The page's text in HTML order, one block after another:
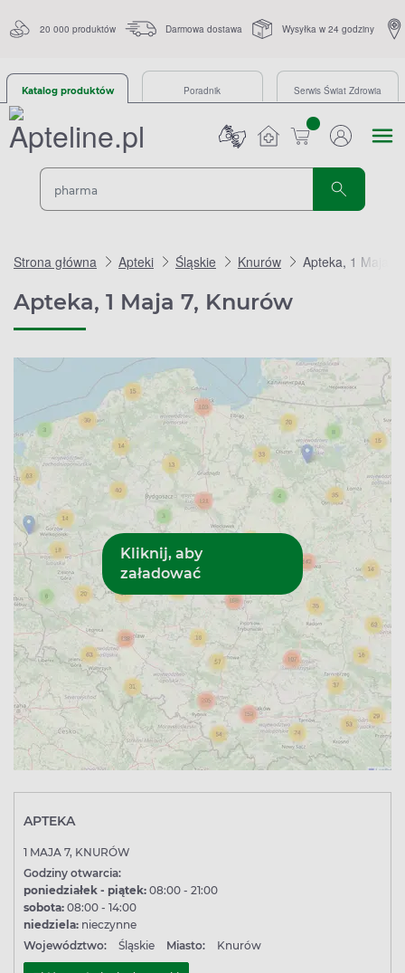
20 000 produktów Darmowa dostawa Wysyłka w 24 godziny
Katalog produktów Poradnik Serwis Świat Zdrowia
sztuk
Strona główna Apteki Śląskie Knurów Apteka, 1 Maja 7
Apteka, 1 Maja 7, Knurów
APTEKA
1 MAJA 7, KNURÓW
Godziny otwarcia:
poniedziałek - piątek: 08:00 - 21:00
sobota: 08:00 - 14:00
niedziela: nieczynne
Województwo:
Śląskie Miasto: Knurów